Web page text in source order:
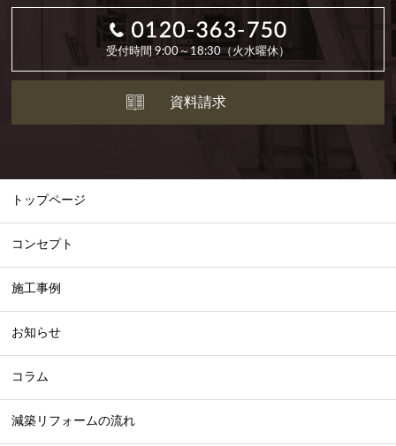
受付時間 9:00～18:30（火水曜休）
資料請求
トップページ
コンセプト
施工事例
お知らせ
コラム
減築リフォームの流れ